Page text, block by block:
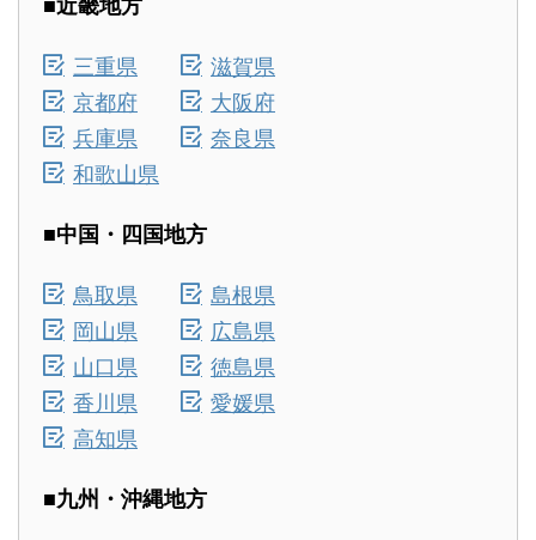
三重県
滋賀県
京都府
大阪府
兵庫県
奈良県
和歌山県
■中国・四国地方
鳥取県
島根県
岡山県
広島県
山口県
徳島県
香川県
愛媛県
高知県
■九州・沖縄地方